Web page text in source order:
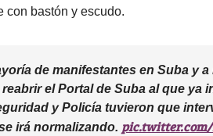
con bastón y escudo.
de manifestantes en Suba y
el Portal de Suba al que ya
y Policía tuvieron que
irá normalizando.